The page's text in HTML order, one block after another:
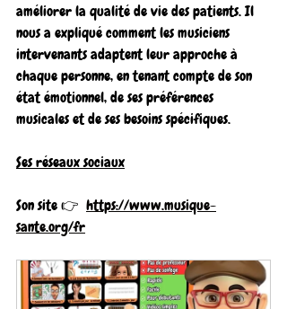
améliorer la qualité de vie des patients. Il
nous a expliqué comment les musiciens
intervenants adaptent leur approche à
chaque personne, en tenant compte de son
état émotionnel, de ses préférences
musicales et de ses besoins spécifiques.
Ses réseaux sociaux
Son site 👉 https://www.musique-
sante.org/fr